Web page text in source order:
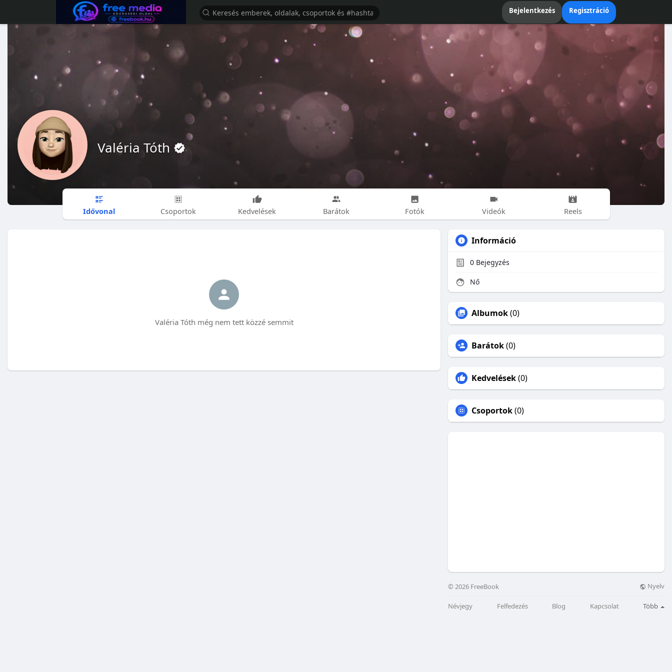
Bejelentkezés Regisztráció
Valéria Tóth
Idővonal Csoportok Kedvelések Barátok Fotók Videók Reels
Valéria Tóth még nem tett közzé semmit
Információ
0 Bejegyzés
Nő
Albumok(0)
Barátok(0)
Kedvelések(0)
Csoportok(0)
© 2026 FreeBook Nyelv
Névjegy Felfedezés Blog Kapcsolat Több